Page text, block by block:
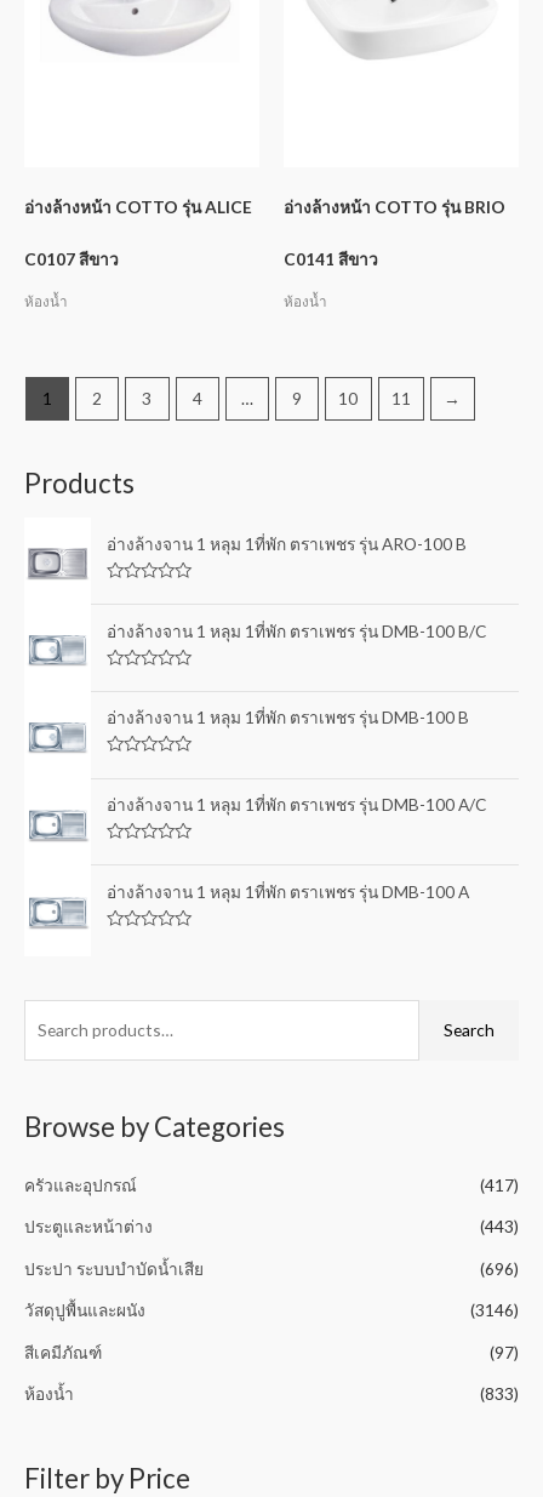
อ่างล้างหน้า COTTO รุ่น ALICE
C0107 สีขาว
ห้องน้ำ
อ่างล้างหน้า COTTO รุ่น BRIO
C0141 สีขาว
ห้องน้ำ
1 2 3 4 … 9 10 11 →
Products
อ่างล้างจาน 1 หลุม 1ที่พัก ตราเพชร รุ่น ARO-100 B
t
e
d
t
o
f
อ่างล้างจาน 1 หลุม 1ที่พัก ตราเพชร รุ่น DMB-100 B/C
t
e
d
t
o
f
อ่างล้างจาน 1 หลุม 1ที่พัก ตราเพชร รุ่น DMB-100 B
t
e
d
t
o
f
อ่างล้างจาน 1 หลุม 1ที่พัก ตราเพชร รุ่น DMB-100 A/C
t
e
d
o
5
อ่างล้างจาน 1 หลุม 1ที่พัก ตราเพชร รุ่น DMB-100 A
d
o
Search
Browse by Categories
ครัวและอุปกรณ์ (417)
ประตูและหน้าต่าง (443)
ประปา ระบบบำบัดน้ำเสีย (696)
วัสดุปูพื้นและผนัง (3146)
สีเคมีภัณฑ์ (97)
ห้องน้ำ (833)
Filter by Price